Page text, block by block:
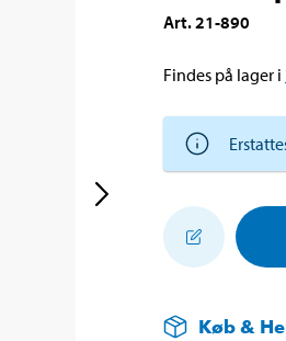
Art.21-890
Findes på lager i
Køb &